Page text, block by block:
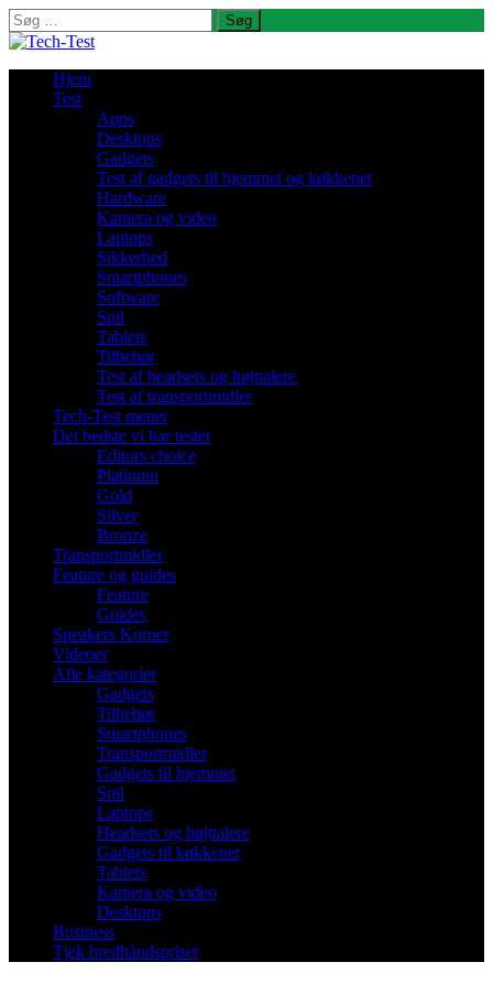
Søg
efter:
Hjem
Test
Apps
Desktops
Gadgets
Test af gadgets til hjemmet og køkkenet
Hardware
Kamera og video
Laptops
Sikkerhed
Smartphones
Software
Spil
Tablets
Tilbehør
Test af headsets og højttalere
Test af transportmidler
Tech-Test mener
Det bedste vi har testet
Editors choice
Platinum
Gold
Silver
Bronze
Transportmidler
Feature og guides
Feature
Guides
Speakers Korner
Videoer
Alle kategorier
Gadgets
Tilbehør
Smartphones
Transportmidler
Gadgets til hjemmet
Spil
Laptops
Headsets og højttalere
Gadgets til køkkenet
Tablets
Kamera og video
Desktops
Business
Tjek bredbåndspriser